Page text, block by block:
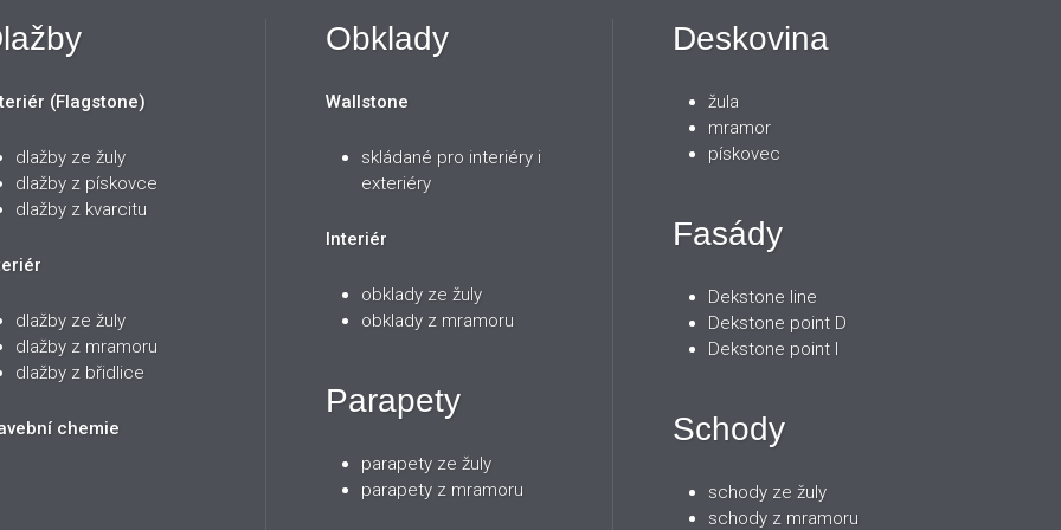
(Flagstone)
dlažby ze žuly
dlažby z pískovce
dlažby z kvarcitu
dlažby ze žuly
dlažby z mramoru
dlažby z břidlice
chemie
Obklady
Wallstone
skládané pro interiéry i
exteriéry
Interiér
obklady ze žuly
obklady z mramoru
Parapety
parapety ze žuly
parapety z mramoru
Deskovina
žula
mramor
pískovec
Fasády
Dekstone line
Dekstone point D
Dekstone point I
Schody
schody ze žuly
schody z mramoru